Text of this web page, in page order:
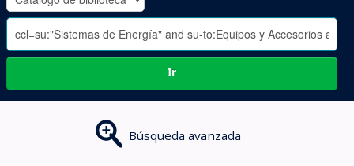
-
Ir
Búsqueda avanzada